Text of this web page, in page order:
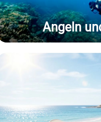
Angeln